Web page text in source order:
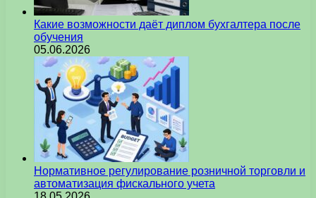
Какие возможности даёт диплом бухгалтера после
обучения
05.06.2026
Нормативное регулирование розничной торговли и
автоматизация фискального учета